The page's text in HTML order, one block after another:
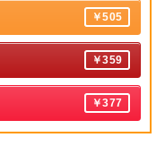
￥505
￥359
￥377